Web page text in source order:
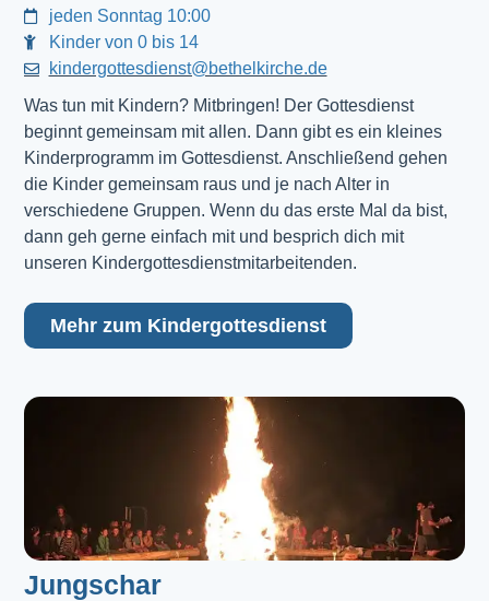
jeden Sonntag 10:00
Kinder von 0 bis 14
kindergottesdienst@bethelkirche.de
Was tun mit Kindern? Mitbringen! Der Gottesdienst
beginnt gemeinsam mit allen. Dann gibt es ein kleines
Kinderprogramm im Gottesdienst. Anschließend gehen
die Kinder gemeinsam raus und je nach Alter in
verschiedene Gruppen. Wenn du das erste Mal da bist,
dann geh gerne einfach mit und besprich dich mit
unseren Kindergottesdienstmitarbeitenden.
Mehr zum Kindergottesdienst
Jungschar